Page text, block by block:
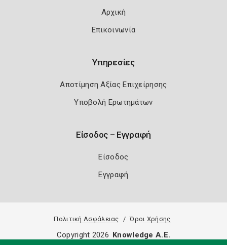
Αρχική
Επικοινωνία
Υπηρεσίες
Αποτίμηση Αξίας Επιχείρησης
Υποβολή Ερωτημάτων
Είσοδος – Εγγραφή
Είσοδος
Εγγραφή
Πολιτική Ασφάλειας Όροι Χρήσης
Copyright 2026 Knowledge A.E.